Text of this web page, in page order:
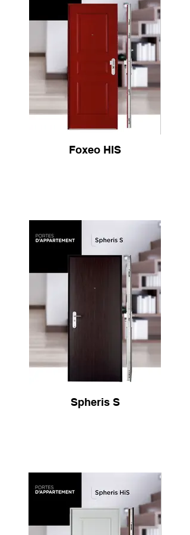
Foxeo HIS
Spheris S